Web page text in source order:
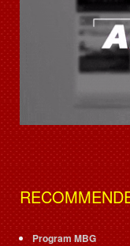
Program MBG